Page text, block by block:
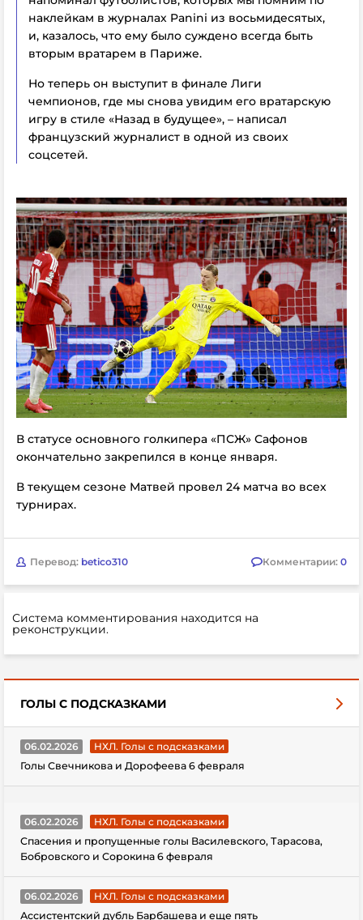
наклейкам в журналах Panini из восьмидесятых,
и, казалось, что ему было суждено всегда быть
вторым вратарем в Париже.
Но теперь он выступит в финале Лиги
чемпионов, где мы снова увидим его вратарскую
игру в стиле «Назад в будущее», – написал
французский журналист в одной из своих
соцсетей.
В статусе основного голкипера «ПСЖ» Сафонов
окончательно закрепился в конце января.
В текущем сезоне Матвей провел 24 матча во всех
турнирах.
Перевод: betico310 Комментарии: 0
Система комментирования находится на
реконструкции.
ГОЛЫ С ПОДСКАЗКАМИ
06.02.2026
НХЛ. Голы с подсказками
Голы Свечникова и Дорофеева 6 февраля
06.02.2026
НХЛ. Голы с подсказками
Спасения и пропущенные голы Василевского, Тарасова,
Бобровского и Сорокина 6 февраля
06.02.2026
НХЛ. Голы с подсказками
Ассистентский дубль Барбашева и еще пять